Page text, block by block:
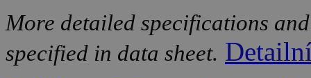
More detailed specifications
specified in data sheet.